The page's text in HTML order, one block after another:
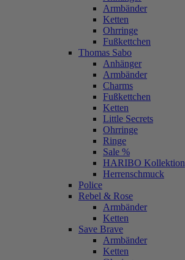
Armbänder
Ketten
Ohrringe
Fußkettchen
Thomas Sabo
Anhänger
Armbänder
Charms
Fußkettchen
Ketten
Little Secrets
Ohrringe
Ringe
Sale %
HARIBO Kollektion
Herrenschmuck
Police
Rebel & Rose
Armbänder
Ketten
Save Brave
Armbänder
Ketten